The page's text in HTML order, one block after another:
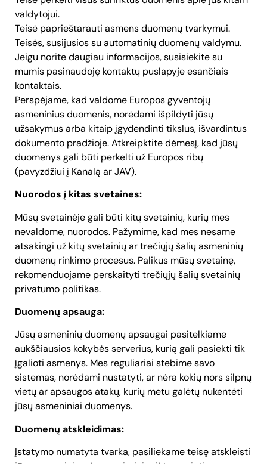
valdytojui.
Teisė paprieštarauti asmens duomenų tvarkymui.
Teisės, susijusios su automatinių duomenų valdymu.
Jeigu norite daugiau informacijos, susisiekite su
mumis pasinaudoję kontaktų puslapyje esančiais
kontaktais.
Perspėjame, kad valdome Europos gyventojų
asmeninius duomenis, norėdami išpildyti jūsų
užsakymus arba kitaip įgydendinti tikslus, išvardintus
dokumento pradžioje. Atkreipktite dėmesį, kad jūsų
duomenys gali būti perkelti už Europos ribų
(pavyzdžiui į Kanalą ar JAV).
Nuorodos į kitas svetaines:
Mūsų svetainėje gali būti kitų svetainių, kurių mes
nevaldome, nuorodos. Pažymime, kad mes nesame
atsakingi už kitų svetainių ar trečiųjų šalių asmeninių
duomenų rinkimo procesus. Palikus mūsų svetainę,
rekomenduojame perskaityti trečiųjų šalių svetainių
privatumo politikas.
Duomenų apsauga:
Jūsų asmeninių duomenų apsaugai pasitelkiame
aukščiausios kokybės serverius, kurią gali pasiekti tik
įgalioti asmenys. Mes reguliariai stebime savo
sistemas, norėdami nustatyti, ar nėra kokių nors silpnų
vietų ar apsaugos atakų, kurių metu galėtų nukentėti
jūsų asmeniniai duomenys.
Duomenų atskleidimas:
Įstatymo numatyta tvarka, pasiliekame teisę atskleisti